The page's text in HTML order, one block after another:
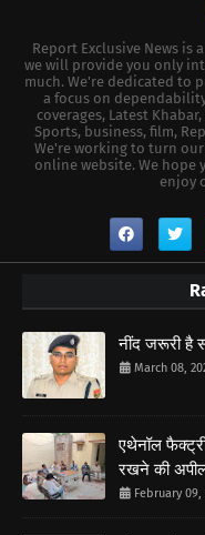
Report Exclusive News is
we will provide you only
much. We're dedicated to
a focus on
coverages, Latest
Sports, business, film,
We're working to turn
online website. We hope
enjoy
नींद जरूरी है
March 08,
एथेनॉल फैक्ट्री
रखने की
February 09,